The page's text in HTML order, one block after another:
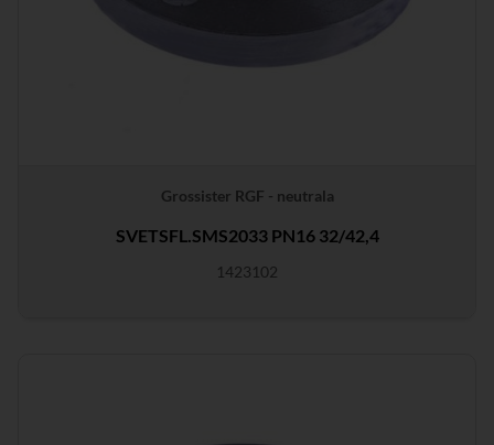
Grossister RGF - neutrala
SVETSFL.SMS2033 PN16 32/42,4
1423102